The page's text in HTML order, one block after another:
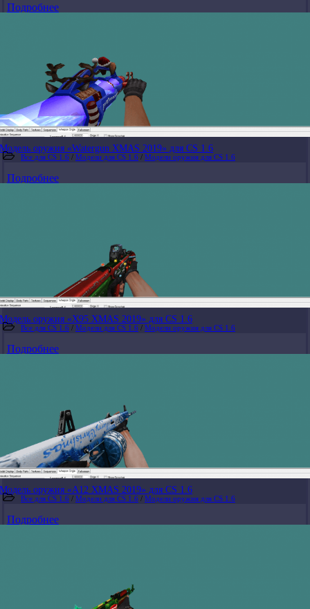
Подробнее
Модель оружия «Watergun XMAS 2019» для CS 1.6
Все для CS 1.6 / Модели для CS 1.6 / Модели оружия для CS 1.6
Подробнее
Модель оружия «X95 XMAS 2019» для CS 1.6
Все для CS 1.6 / Модели для CS 1.6 / Модели оружия для CS 1.6
Подробнее
Модель оружия «A12 XMAS 2019» для CS 1.6
Все для CS 1.6 / Модели для CS 1.6 / Модели оружия для CS 1.6
Подробнее